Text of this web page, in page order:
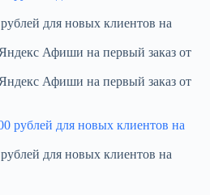
для новых клиентов на
Афиши на первый заказ от
Афиши на первый заказ от
для новых клиентов на